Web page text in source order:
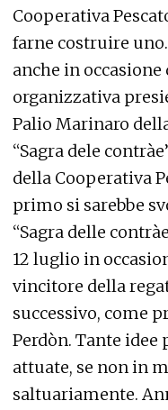
era molto più
meno pescherecci
hanno
barche per
soprattutto per le
che non tengono
altrettanto vero
canale del porto
per vari motivi non
Impensabile è del
Barbana”, la vera
ripete sin dal 1237.
settimana post
proposte che
tutte quella di far